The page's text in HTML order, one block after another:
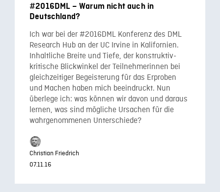
#2016DML – Warum nicht auch in
Deutschland?
Ich war bei der #2016DML Konferenz des DML
Research Hub an der UC Irvine in Kalifornien.
Inhaltliche Breite und Tiefe, der konstruktiv-
kritische Blickwinkel der Teilnehmerinnen bei
gleichzeitiger Begeisterung für das Erproben
und Machen haben mich beeindruckt. Nun
überlege ich: was können wir davon und daraus
lernen, was sind mögliche Ursachen für die
wahrgenommenen Unterschiede?
Christian Friedrich
07.11.16